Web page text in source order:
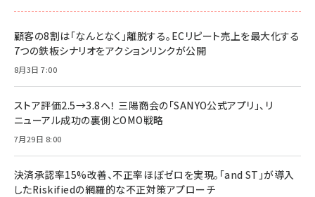
顧客の8割は「なんとなく」離脱する。ECリピート売上を最大化する
7つの鉄板シナリオをアクションリンクが公開
8月3日 7:00
ストア評価2.5→3.8へ！ 三陽商会の「SANYO公式アプリ」、リ
ニューアル成功の裏側とOMO戦略
7月29日 8:00
決済承認率15%改善、不正率ほぼゼロを実現。「and ST」が導入
したRiskifiedの網羅的な不正対策アプローチ